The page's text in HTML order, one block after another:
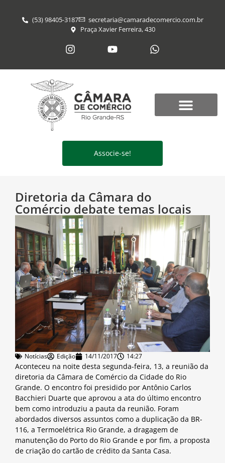
(53) 98405-3187
secretaria@​camaradecomercio.com.br
Praça Xavier Ferreira, 430
Associe-se!
Diretoria da Câmara do
Comércio debate temas locais
Notícias Edição 14/11/2017 14:27
Aconteceu na noite desta segunda-feira, 13, a reunião da
diretoria da Câmara de Comércio da Cidade do Rio
Grande. O encontro foi presidido por Antônio Carlos
Bacchieri Duarte que aprovou a ata do último encontro
bem como introduziu a pauta da reunião. Foram
abordados diversos assuntos como a duplicação da BR-
116, a Termoelétrica Rio Grande, a dragagem de
manutenção do Porto do Rio Grande e por fim, a proposta
de criação do cartão de crédito da Santa Casa.